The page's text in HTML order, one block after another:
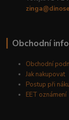
Obchodní
Obchodní
Jak nakupovat
Postup při
EET oznámení